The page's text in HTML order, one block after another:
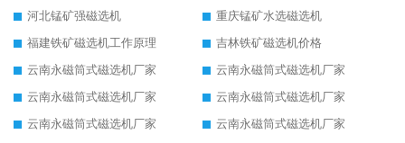
河北锰矿强磁选机
重庆锰矿水选磁选机
福建铁矿磁选机工作原理
吉林铁矿磁选机价格
云南永磁筒式磁选机厂家
云南永磁筒式磁选机厂家
云南永磁筒式磁选机厂家
云南永磁筒式磁选机厂家
云南永磁筒式磁选机厂家
云南永磁筒式磁选机厂家